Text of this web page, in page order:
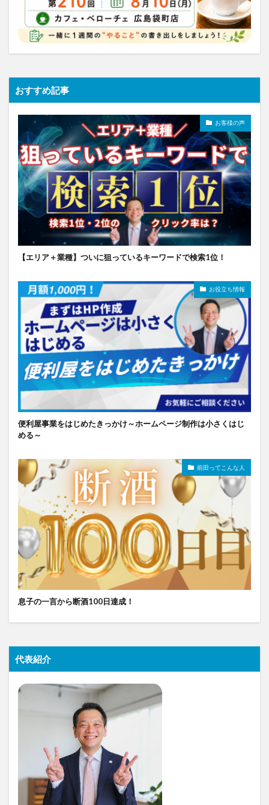
おすすめ記事
お客様の声
【エリア＋業種】ついに狙っているキーワードで検索1位！
お役立ち情報
便利屋事業をはじめたきっかけ～ホームページ制作は小さくはじ
める～
前田ってこんな人
息子の一言から断酒100日達成！
代表紹介